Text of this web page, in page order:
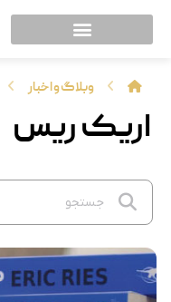
وبلاگ و اخبار
اریک ریس